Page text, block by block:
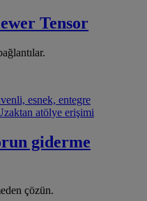
Tensor
esnek, entegre
atölye erişimi
giderme
çözün.